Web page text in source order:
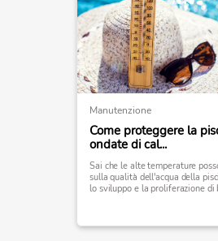
Manutenzione
Come proteggere la
ondate di cal...
Sai che le alte temperature
sulla qualità dell'acqua della
lo sviluppo e la proliferazione